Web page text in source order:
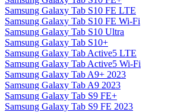
Samsung Galaxy Tab S10 FE LTE
Samsung Galaxy Tab S10 FE Wi-Fi
Samsung Galaxy Tab S10 Ultra
Samsung Galaxy Tab S10+
Samsung Galaxy Tab Active5 LTE
Samsung Galaxy Tab Active5 Wi-Fi
Samsung Galaxy Tab A9+ 2023
Samsung Galaxy Tab A9 2023
Samsung Galaxy Tab S9 FE+
Samsung Galaxy Tab S9 FE 2023